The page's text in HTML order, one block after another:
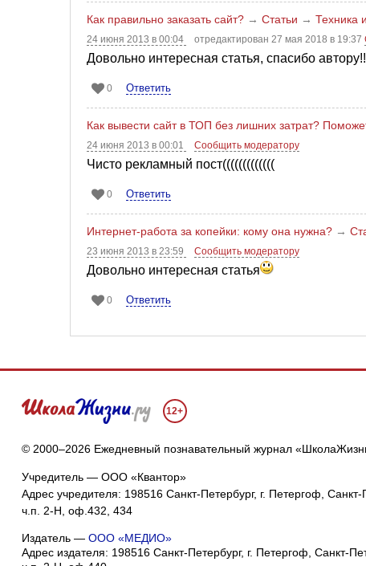
Как правильно заказать сайт? → Статьи → Техника
24 июня 2013 в 00:04 отредактирован 27 мая 2018 в 19:37
Довольно интересная статья, спасибо
0 Ответить
Как вывести сайт в ТОП без лишних затрат?
24 июня 2013 в 00:01 Сообщить модератору
Чисто рекламный пост(((((((((((((
0 Ответить
Интернет-работа за копейки: кому она нужна? →
23 июня 2013 в 23:59 Сообщить модератору
Довольно интересная статья
0 Ответить
12+
© 2000–2026 Ежедневный познавательный журнал
Учредитель — ООО «Квантор»
Адрес учредителя: 198516 Санкт-Петербург, г. Петергоф, Санкт-
ч.п. 2-Н, оф.432, 434
Издатель — ООО «МЕДИО»
Адрес издателя: 198516 Санкт-Петербург, г. Петергоф, Санкт-